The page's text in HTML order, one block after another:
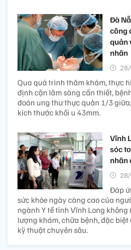
Đà
công
quản
nhân
Qua quá trình thăm khám, thực
định cận lâm sàng cần thiết,
đoán ung thư thực quản 1/3
kích thước khối u 43mm.
Vĩnh
sóc
nhân
Đáp
sức khỏe ngày càng cao của
ngành Y tế tỉnh Vĩnh Long
lượng khám, chữa bệnh, đặc
kỹ thuật chuyên sâu.